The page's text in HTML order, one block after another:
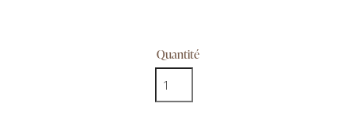
Quantité